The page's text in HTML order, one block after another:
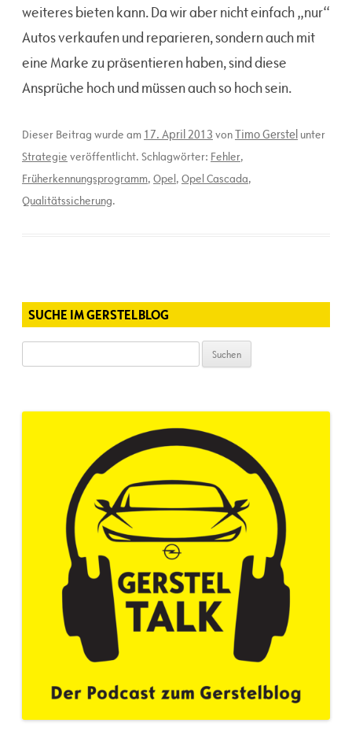
weiteres bieten kann. Da wir aber nicht einfach „nur“
Autos verkaufen und reparieren, sondern auch mit
eine Marke zu präsentieren haben, sind diese
Ansprüche hoch und müssen auch so hoch sein.
Dieser Beitrag wurde am 17. April 2013 vonTimo Gerstel unter
Strategie veröffentlicht. Schlagwörter: Fehler,
Früherkennungsprogramm, Opel, Opel Cascada,
Qualitätssicherung.
SUCHE IM GERSTELBLOG
nach: